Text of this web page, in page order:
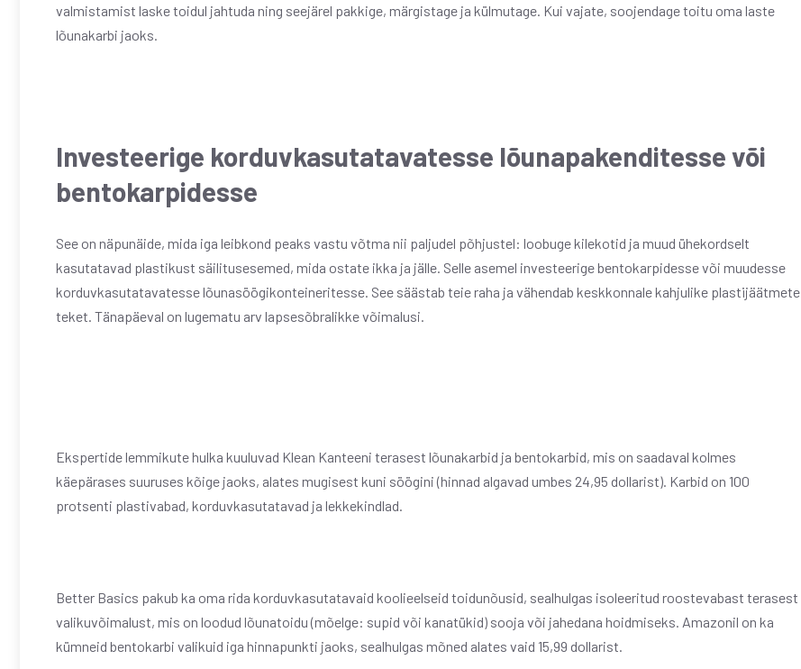
valmistamist laske toidul jahtuda ning seejärel pakkige, märgistage ja külmutage. Kui vajate, soojendage toitu oma laste
lõunakarbi jaoks.
Investeerige korduvkasutatavatesse lõunapakenditesse või
bentokarpidesse
See on näpunäide, mida iga leibkond peaks vastu võtma nii paljudel põhjustel: loobuge kilekotid ja muud ühekordselt
kasutatavad plastikust säilitusesemed, mida ostate ikka ja jälle. Selle asemel investeerige bentokarpidesse või muudesse
korduvkasutatavatesse lõunasöögikonteineritesse. See säästab teie raha ja vähendab keskkonnale kahjulike plastijäätmete
teket. Tänapäeval on lugematu arv lapsesõbralikke võimalusi.
Ekspertide lemmikute hulka kuuluvad Klean Kanteeni terasest lõunakarbid ja bentokarbid, mis on saadaval kolmes
käepärases suuruses kõige jaoks, alates mugisest kuni söögini (hinnad algavad umbes 24,95 dollarist). Karbid on 100
protsenti plastivabad, korduvkasutatavad ja lekkekindlad.
Better Basics pakub ka oma rida korduvkasutatavaid koolieelseid toidunõusid, sealhulgas isoleeritud roostevabast terasest
valikuvõimalust, mis on loodud lõunatoidu (mõelge: supid või kanatükid) sooja või jahedana hoidmiseks. Amazonil on ka
kümneid bentokarbi valikuid iga hinnapunkti jaoks, sealhulgas mõned alates vaid 15,99 dollarist.